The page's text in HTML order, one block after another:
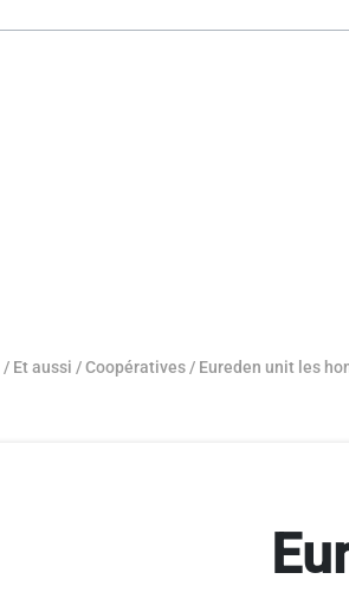
/ Et aussi /Coopératives/ Eureden unit les